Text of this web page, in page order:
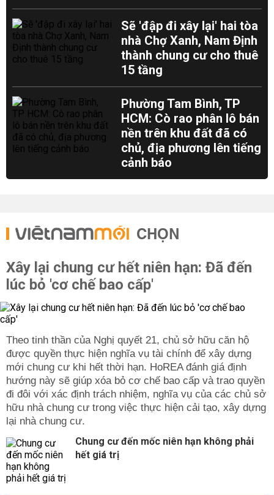
Sẽ 'đập đi xây lại' hai tòa
nhà Chợ Xanh, Nam Định
thành chung cư cho thuê
15 tầng
Phường Tam Bình, TP
HCM: Cò rao phân lô bán
nền trên khu đất đã có
chủ, địa phương lên tiếng
cảnh báo
CHỌN
Xây lại chung cư hết niên hạn: Đã đến
lúc bỏ 'cơ chế bao cấp'
Theo tinh thần của Nghị quyết 21, chủ sở hữu căn hộ
được quyền thực hiện nghĩa vụ tài chính để xây dựng
mới chung cư khi hết thời hạn. HoREA đánh giá định
hướng này sẽ giúp xóa bỏ cơ chế bao cấp và trao quyền
đi đôi với xác định trách nhiệm, nghĩa vụ của các chủ sở
hữu nhà chung cư trong việc thực hiện cải tạo, xây dựng
lại nhà chung cư.
Chung cư đến mốc niên hạn không phải
hết giá trị